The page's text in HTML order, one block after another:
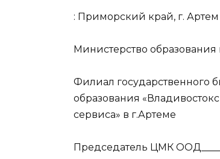
: Приморский край, г. Артем
Министерство
Филиал государственного
образования
сервиса» в г.Артеме
Председатель ЦМК